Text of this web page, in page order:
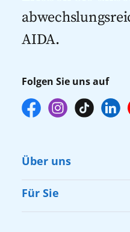
AIDA.
Folgen Sie uns auf
Über uns
Cruise & Help
Karriere
Für Sie